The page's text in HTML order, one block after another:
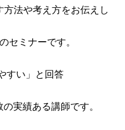
法や考え方をお伝えし
セミナーです。
すい」と回答
実績ある講師です。